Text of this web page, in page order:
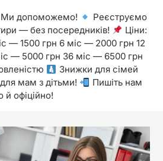
Ми допоможемо!
Реєструємо
— без посередників!
Ціни:
— 1500 грн 6 міс — 2000 грн 12
— 5000 грн 36 міс — 6500 грн
Знижки для сімей
мам з дітьми!
Пишіть нам
офіційно!